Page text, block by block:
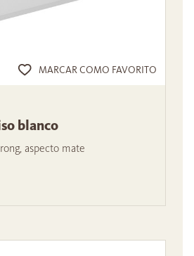
MARCAR COMO FAVORITO
blanco
aspecto mate